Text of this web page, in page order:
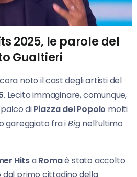
2025, le parole del
Gualtieri
noto il cast degli artisti del
. Lecito immaginare, comunque,
di Piazza del Popolo molti
gareggiato fra iBignell’ultimo
HitsaRomaè stato accolto